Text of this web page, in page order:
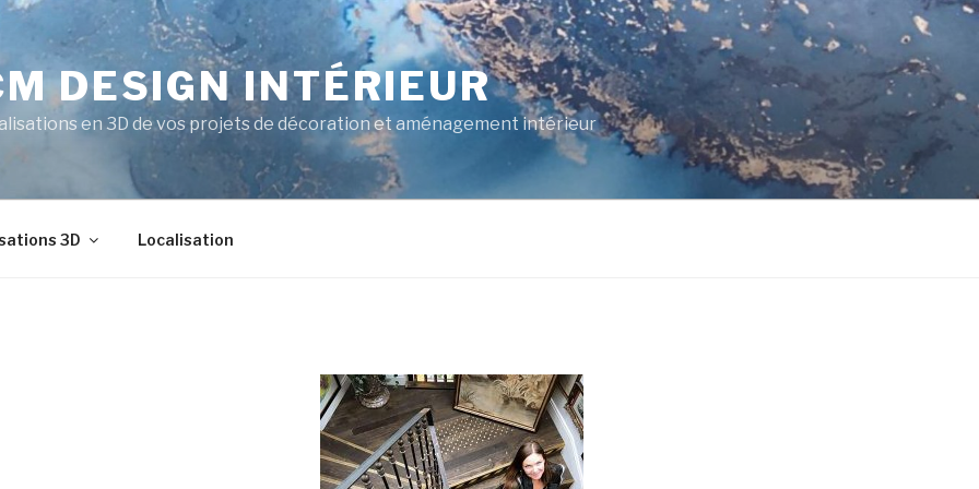
DESIGN INTÉRIEUR
en 3D de vos projets de décoration et aménagement intérieur
3D Localisation